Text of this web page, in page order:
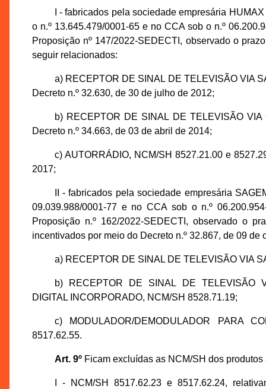
I - fabricados pela sociedade empresária
o n.º 13.645.479/0001-65 e no CCA sob o n.º
Proposição nº 147/2022-SEDECTI, observado o
seguir relacionados:
a) RECEPTOR DE SINAL DE TELEVISÃO VIA
Decreto n.º 32.630, de 30 de julho de 2012;
b) RECEPTOR DE SINAL DE TELEVISÃO
Decreto n.º 34.663, de 03 de abril de 2014;
c) AUTORRÁDIO, NCM/SH 8527.21.00 e
2017;
II - fabricados pela sociedade empresária
09.039.988/0001-77 e no CCA sob o n.º
Proposição n.º 162/2022-SEDECTI, observado o
incentivados por meio do Decreto n.º 32.867, de 09
a) RECEPTOR DE SINAL DE TELEVISÃO VIA
b) RECEPTOR DE SINAL DE TELEVISÃO
DIGITAL INCORPORADO, NCM/SH 8528.71.19;
c) MODULADOR/DEMODULADOR PARA
8517.62.55.
Art. 9ºFicam excluídas as NCM/SH dos
I - NCM/SH 8517.62.23 e 8517.62.24,